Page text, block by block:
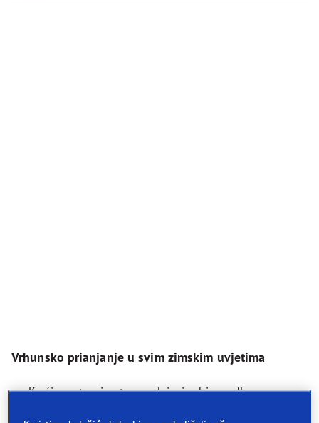
Vrhunsko prianjanje u svim zimskim uvjetima
Kraći zaustavni put na mokrim i suhim podlogama